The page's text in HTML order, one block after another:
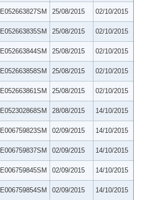
25/08/2015 02/10/2015
25/08/2015 02/10/2015
25/08/2015 02/10/2015
25/08/2015 02/10/2015
25/08/2015 02/10/2015
28/08/2015 14/10/2015
02/09/2015 14/10/2015
02/09/2015 14/10/2015
02/09/2015 14/10/2015
02/09/2015 14/10/2015